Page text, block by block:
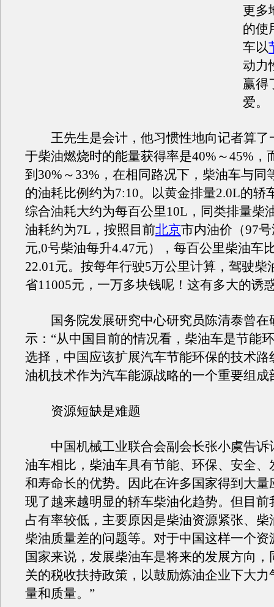
更多
的使
车以
动力
赢得
爱。
王先生是会计，他习惯性地向记者算了
于柴油燃烧时的能量获得率是40%～45%，
到30%～33%，在相同路况下，柴油车与同
的油耗比例约为7:10。以黄金排量2.0L的轿
综合油耗大约为每百公里10L，同类排量柴
油耗约为7L，按照目前北京市内油价（97
元,0号柴油每升4.47元），每百公里柴油车
22.01元。按每年行驶5万公里计算，驾驶柴
省11005元，一万多块钱呢！这有多大的诱
国务院发展研究中心研究员陈清泰曾在
示：“从中国目前的情况看，柴油车是节能
选择，中国应该扩展汽车节能环保的技术路
油机技术作为汽车能源战略的一个重要组成
资源短缺是难题
中国机械工业联合会副会长张小虞告诉
油车相比，柴油车具有节能、环保、安全、
和寿命长的优势。因此在许多国家得到大量
现了越来越明显的轿车柴油化趋势。但目前
占有率较低，主要原因是柴油资源紧张、柴
柴油质量差的问题等。对于中国这样一个资
国家来说，发展柴油车是将来的发展方向，
关的税收扶持政策，以鼓励炼油企业下大力
量和质量。”